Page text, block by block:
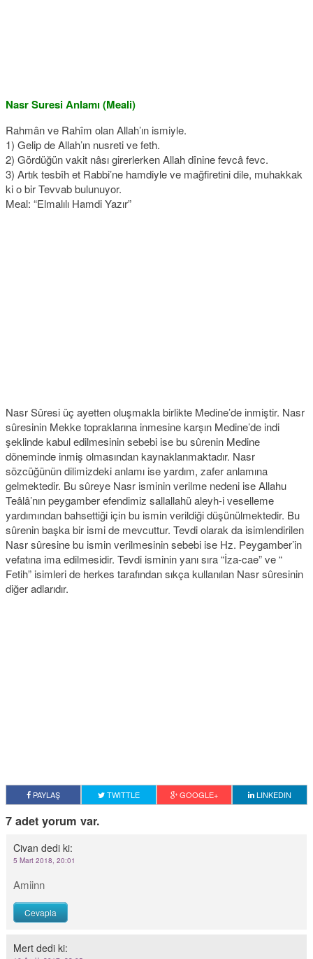
Nasr Suresi Anlamı (Meali)
Rahmân ve Rahîm olan Allah’ın ismiyle.
1) Gelip de Allah’ın nusreti ve feth.
2) Gördüğün vakit nâsı girerlerken Allah dînine fevcâ fevc.
3) Artık tesbîh et Rabbi’ne hamdiyle ve mağfiretini dile, muhakkak
ki o bir Tevvab bulunuyor.
Meal: “Elmalılı Hamdi Yazır”
Nasr Sûresi üç ayetten oluşmakla birlikte Medine’de inmiştir. Nasr
sûresinin Mekke topraklarına inmesine karşın Medine’de indi
şeklinde kabul edilmesinin sebebi ise bu sûrenin Medine
döneminde inmiş olmasından kaynaklanmaktadır. Nasr
sözcüğünün dilimizdeki anlamı ise yardım, zafer anlamına
gelmektedir. Bu sûreye Nasr isminin verilme nedeni ise Allahu
Teâlâ’nın peygamber efendimiz sallallahü aleyh-i veselleme
yardımından bahsettiği için bu ismin verildiği düşünülmektedir. Bu
sûrenin başka bir ismi de mevcuttur. Tevdi olarak da isimlendirilen
Nasr sûresine bu ismin verilmesinin sebebi ise Hz. Peygamber’in
vefatına ima edilmesidir. Tevdi isminin yanı sıra “İza-cae” ve “
Fetih” isimleri de herkes tarafından sıkça kullanılan Nasr sûresinin
diğer adlarıdır.
PAYLAŞ TWITTLE GOOGLE+ LINKEDIN
7 adet yorum var.
Civan dedi ki:
5 Mart 2018, 20:01
Amiinn
Cevapla
Mert dedi ki: